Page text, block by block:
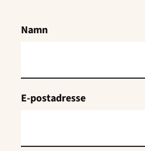
Namn
E-postadresse